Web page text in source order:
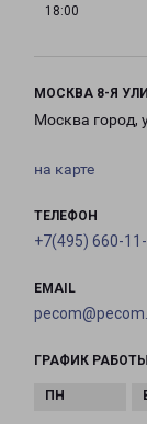
18:00
МОСКВА 8-Я
Москва город,
на карте
ТЕЛЕФОН
+7(495) 660-11-
EMAIL
ГРАФИК РАБОТЫ